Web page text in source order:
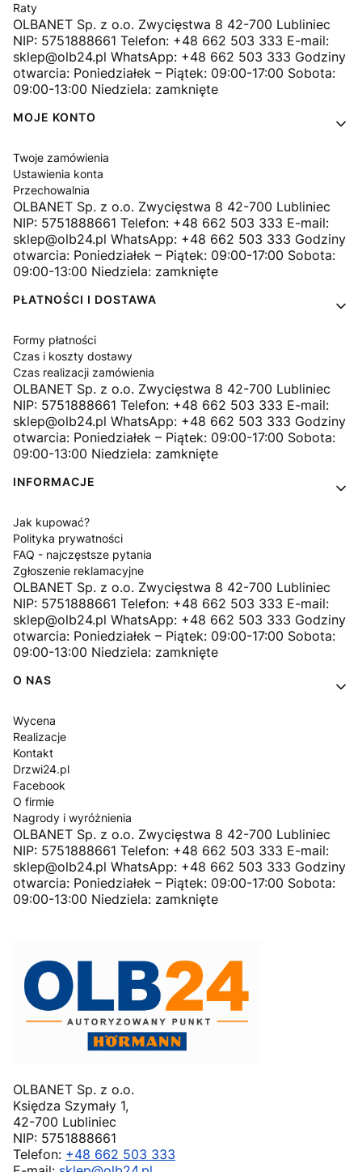
Raty
OLBANET Sp. z o.o. Zwycięstwa 8 42-700 Lubliniec
NIP: 5751888661 Telefon: +48 662 503 333 E-mail:
sklep@olb24.pl WhatsApp: +48 662 503 333 Godziny
otwarcia: Poniedziałek – Piątek: 09:00-17:00 Sobota:
09:00-13:00 Niedziela: zamknięte
MOJE KONTO
Twoje zamówienia
Ustawienia konta
Przechowalnia
OLBANET Sp. z o.o. Zwycięstwa 8 42-700 Lubliniec
NIP: 5751888661 Telefon: +48 662 503 333 E-mail:
sklep@olb24.pl WhatsApp: +48 662 503 333 Godziny
otwarcia: Poniedziałek – Piątek: 09:00-17:00 Sobota:
09:00-13:00 Niedziela: zamknięte
PŁATNOŚCI I DOSTAWA
Formy płatności
Czas i koszty dostawy
Czas realizacji zamówienia
OLBANET Sp. z o.o. Zwycięstwa 8 42-700 Lubliniec
NIP: 5751888661 Telefon: +48 662 503 333 E-mail:
sklep@olb24.pl WhatsApp: +48 662 503 333 Godziny
otwarcia: Poniedziałek – Piątek: 09:00-17:00 Sobota:
09:00-13:00 Niedziela: zamknięte
INFORMACJE
Jak kupować?
Polityka prywatności
FAQ - najczęstsze pytania
Zgłoszenie reklamacyjne
OLBANET Sp. z o.o. Zwycięstwa 8 42-700 Lubliniec
NIP: 5751888661 Telefon: +48 662 503 333 E-mail:
sklep@olb24.pl WhatsApp: +48 662 503 333 Godziny
otwarcia: Poniedziałek – Piątek: 09:00-17:00 Sobota:
09:00-13:00 Niedziela: zamknięte
O NAS
Wycena
Realizacje
Kontakt
Drzwi24.pl
Facebook
O firmie
Nagrody i wyróżnienia
OLBANET Sp. z o.o. Zwycięstwa 8 42-700 Lubliniec
NIP: 5751888661 Telefon: +48 662 503 333 E-mail:
sklep@olb24.pl WhatsApp: +48 662 503 333 Godziny
otwarcia: Poniedziałek – Piątek: 09:00-17:00 Sobota:
09:00-13:00 Niedziela: zamknięte
OLBANET Sp. z o.o.
Księdza Szymały 1,
42-700 Lubliniec
NIP: 5751888661
Telefon: +48 662 503 333